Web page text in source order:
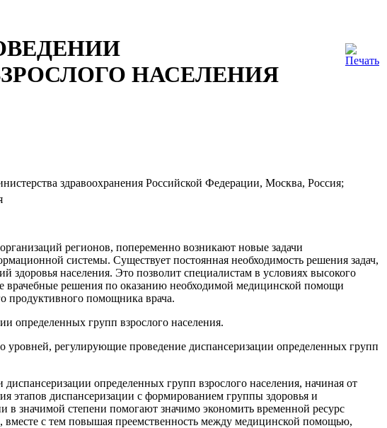
НАСЕЛЕНИЯ
здравоохранения Российской Федерации, Москва, Россия;
регионов, попеременно возникают новые задачи
системы. Существует постоянная необходимость решения задач,
населения. Это позволит специалистам в условиях высокого
врачебные решения по оказанию необходимой медицинской помощи
продуктивного помощника врача.
определенных групп взрослого населения.
регулирующие проведение диспансеризации определенных групп
определенных групп взрослого населения, начиная от
этапов диспансеризации с формированием группы здоровья и
в значимой степени помогают значимо экономить временной ресурс
с тем повышая преемственность между медицинской помощью,